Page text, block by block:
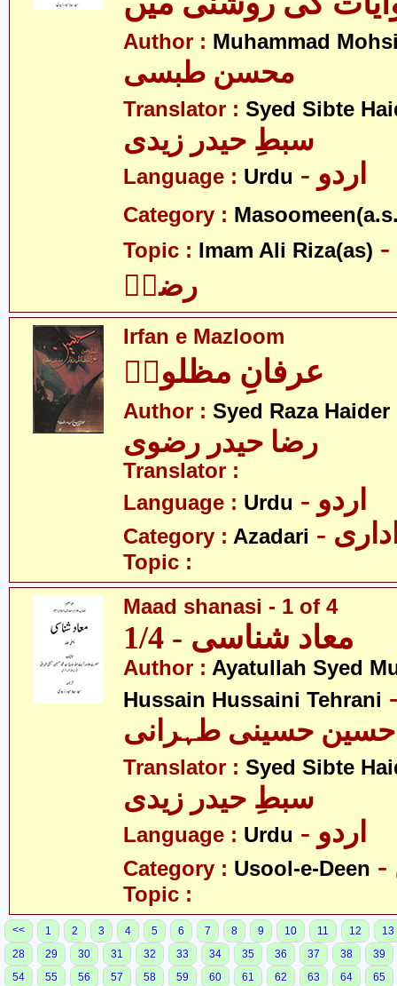
Author : Muhammad
محسن طبسی
Translator : Syed Sibte
سبطِ حیدر زیدی
Language : Urdu - اردو
Category :
Topic : Imam Ali Riza(as) - امام علی
رضاؑ
Irfan e Mazloom
عرفانِ مظلومؑ
Author : Syed Raza Haider
رضا حیدر رضوی
Translator :
Language : Urdu - اردو
Category : Azadari
Topic :
Maad shanasi - 1 of 4
معاد شناسی - 1/4
Author : Ayatullah Syed
Hussain Hussaini Tehrani
حسینی طہرانی
Translator : Syed Sibte
سبطِ حیدر زیدی
Language : Urdu - اردو
Category : Usool-e-Deen
Topic :
<< 1 2 3 4 5 6 7 8 9 10 11 12
13
28
29 30 31 32 33 34 35 36 37 38
39
54
55 56 57 58 59 60 61 62 63 64
65